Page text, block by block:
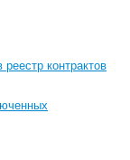
контрактов